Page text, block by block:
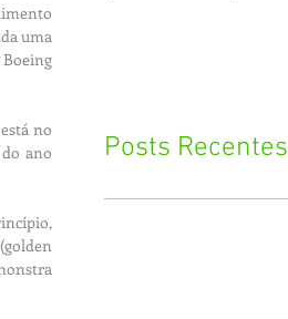
uma
no
ano
Posts Recentes